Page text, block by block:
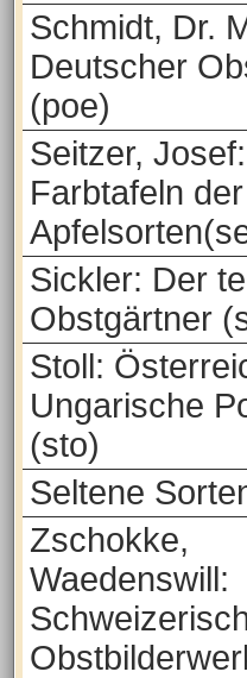
Schmidt, Dr.
Deutscher
(poe)
Seitzer, Josef:
Farbtafeln der
Sickler: Der
Obstgärtner
Stoll:
Ungarische
(sto)
Seltene
Zschokke,
Waedenswill: